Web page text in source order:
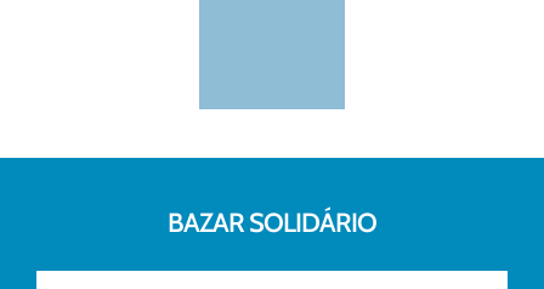
BAZAR SOLIDÁRIO